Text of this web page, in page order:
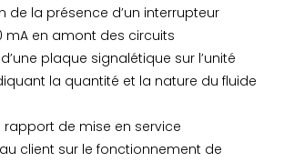
de la présence d’un interrupteur
mA en amont des circuits
plaque signalétique sur l’unité
la quantité et la nature du fluide
rapport de mise en service
au client sur le fonctionnement de